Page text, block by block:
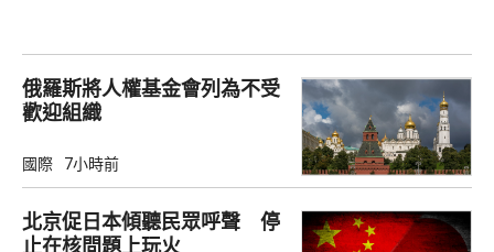
俄羅斯將人權基金會列為不受
歡迎組織
國際 7小時前
北京促日本傾聽民眾呼聲 停
止在核問題上玩火